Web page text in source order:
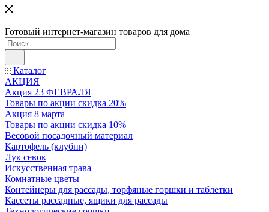
Готовый интернет-магазин товаров для дома
Каталог
АКЦИЯ
Акция 23 ФЕВРАЛЯ
Товары по акции скидка 20%
Акция 8 марта
Товары по акции скидка 10%
Весовой посадочный материал
Картофель (клубни)
Лук севок
Искусственная трава
Комнатные цветы
Контейнеры для рассады, торфяные горшки и таблетки
Кассеты рассадные, ящики для рассады